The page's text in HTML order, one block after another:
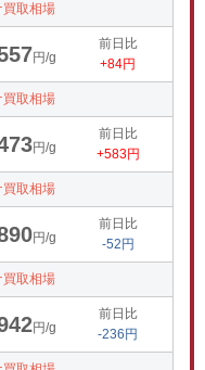
取相場
円/g
前日比
+84円
取相場
円/g
前日比
+583円
取相場
円/g
前日比
-52円
取相場
円/g
前日比
-236円